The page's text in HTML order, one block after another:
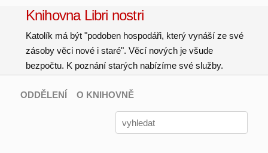
Knihovna Libri nostri
Katolík má být "podoben hospodáři, který vynáší ze své
zásoby věci nové i staré". Věcí nových je všude
bezpočtu. K poznání starých nabízíme své služby.
ODDĚLENÍ O KNIHOVNĚ